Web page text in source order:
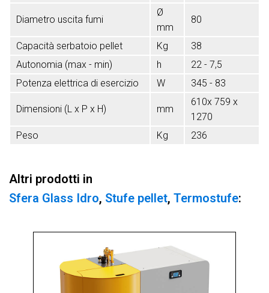
Diametro uscita fumi
Ø
mm
80
Capacità serbatoio pellet Kg
38
Autonomia (max - min)
h
22 - 7,5
Potenza elettrica di esercizio
W 345 - 83
Dimensioni (L x P x H) mm
610x 759 x
1270
Peso
Kg 236
Altri prodotti in
Sfera Glass Idro, Stufe pellet, Termostufe: